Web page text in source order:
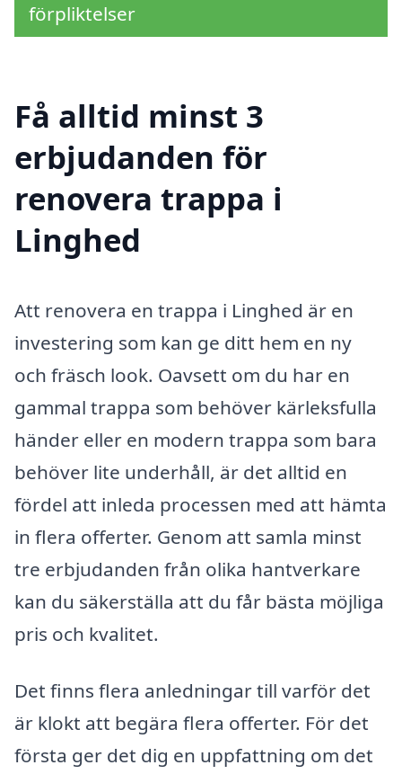
förpliktelser
Få alltid minst 3
erbjudanden för
renovera trappa i
Linghed
Att renovera en trappa i Linghed är en
investering som kan ge ditt hem en ny
och fräsch look. Oavsett om du har en
gammal trappa som behöver kärleksfulla
händer eller en modern trappa som bara
behöver lite underhåll, är det alltid en
fördel att inleda processen med att hämta
in flera offerter. Genom att samla minst
tre erbjudanden från olika hantverkare
kan du säkerställa att du får bästa möjliga
pris och kvalitet.
Det finns flera anledningar till varför det
är klokt att begära flera offerter. För det
första ger det dig en uppfattning om det